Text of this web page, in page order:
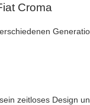
Croma
zeitloses Design